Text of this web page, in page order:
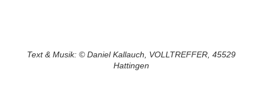
Text & Musik: © Daniel Kallauch, VOLLTREFFER, 45529
Hattingen